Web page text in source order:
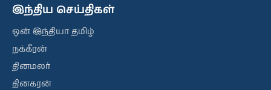
இந்திய செய்திகள்
ஒன் இந்தியா தமிழ்
நக்கீரன்
தினமலர்
தினகரன்